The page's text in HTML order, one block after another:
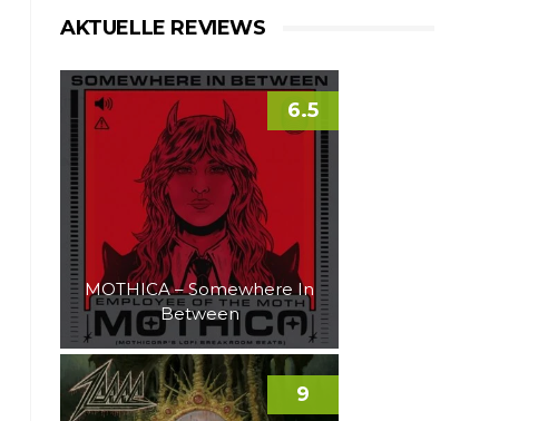
AKTUELLE REVIEWS
MOTHICA – Somewhere In
Between
6.5
9